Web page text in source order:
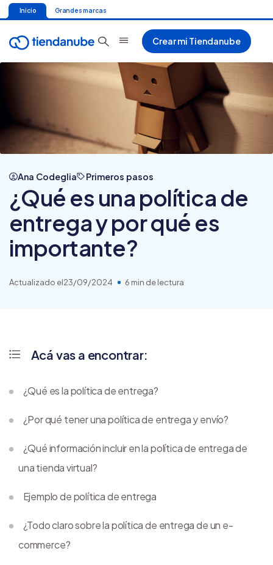
Inicio Grandes marcas
Crear mi Tiendanube
Ana Codeglia Primeros pasos
¿Qué es una política de
entrega y por qué es
importante?
Actualizado el23/09/2024 6 min de lectura
Acá vas a encontrar:
¿Qué es la política de entrega?
¿Por qué tener una política de entrega y envío?
¿Qué información incluir en la política de entrega de
una tienda virtual?
Ejemplo de política de entrega
¿Todo claro sobre la política de entrega de un e-
commerce?